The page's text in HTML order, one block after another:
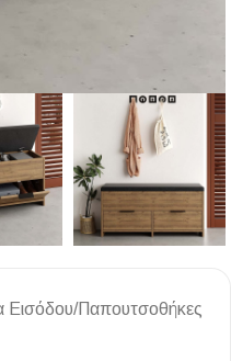
Εισόδου/Παπουτσοθήκες